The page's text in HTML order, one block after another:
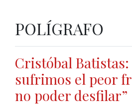
POLÍGRAFO
Cristóbal Batistas:
sufrimos el peor
no poder desfilar”